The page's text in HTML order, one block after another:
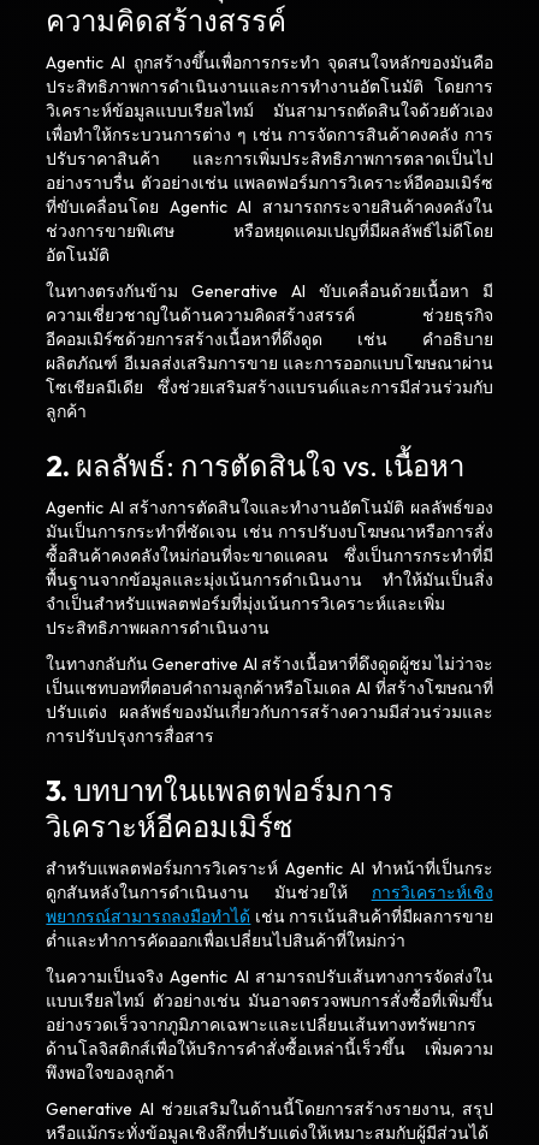
ความคิดสร้างสรรค์
Agentic AI ถูกสร้างขึ้นเพื่อการกระทำ จุดสนใจหลักของมันคือ
ประสิทธิภาพการดำเนินงานและการทำงานอัตโนมัติ โดยการ
วิเคราะห์ข้อมูลแบบเรียลไทม์ มันสามารถตัดสินใจด้วยตัวเอง
เพื่อทำให้กระบวนการต่าง ๆ เช่น การจัดการสินค้าคงคลัง การ
ปรับราคาสินค้า และการเพิ่มประสิทธิภาพการตลาดเป็นไป
อย่างราบรื่น ตัวอย่างเช่น แพลตฟอร์มการวิเคราะห์อีคอมเมิร์ซ
ที่ขับเคลื่อนโดย Agentic AI สามารถกระจายสินค้าคงคลังใน
ช่วงการขายพิเศษ หรือหยุดแคมเปญที่มีผลลัพธ์ไม่ดีโดย
อัตโนมัติ
ในทางตรงกันข้าม Generative AI ขับเคลื่อนด้วยเนื้อหา มี
ความเชี่ยวชาญในด้านความคิดสร้างสรรค์ ช่วยธุรกิจ
อีคอมเมิร์ซด้วยการสร้างเนื้อหาที่ดึงดูด เช่น คำอธิบาย
ผลิตภัณฑ์ อีเมลส่งเสริมการขาย และการออกแบบโฆษณาผ่าน
โซเชียลมีเดีย ซึ่งช่วยเสริมสร้างแบรนด์และการมีส่วนร่วมกับ
ลูกค้า
2. ผลลัพธ์: การตัดสินใจ vs. เนื้อหา
Agentic AI สร้างการตัดสินใจและทำงานอัตโนมัติ ผลลัพธ์ของ
มันเป็นการกระทำที่ชัดเจน เช่น การปรับงบโฆษณาหรือการสั่ง
ซื้อสินค้าคงคลังใหม่ก่อนที่จะขาดแคลน ซึ่งเป็นการกระทำที่มี
พื้นฐานจากข้อมูลและมุ่งเน้นการดำเนินงาน ทำให้มันเป็นสิ่ง
จำเป็นสำหรับแพลตฟอร์มที่มุ่งเน้นการวิเคราะห์และเพิ่ม
ประสิทธิภาพผลการดำเนินงาน
ในทางกลับกัน Generative AI สร้างเนื้อหาที่ดึงดูดผู้ชม ไม่ว่าจะ
เป็นแชทบอทที่ตอบคำถามลูกค้าหรือโมเดล AI ที่สร้างโฆษณาที่
ปรับแต่ง ผลลัพธ์ของมันเกี่ยวกับการสร้างความมีส่วนร่วมและ
การปรับปรุงการสื่อสาร
3. บทบาทในแพลตฟอร์มการ
วิเคราะห์อีคอมเมิร์ซ
สำหรับแพลตฟอร์มการวิเคราะห์ Agentic AI ทำหน้าที่เป็นกระ
ดูกสันหลังในการดำเนินงาน มันช่วยให้ การวิเคราะห์เชิง
พยากรณ์สามารถลงมือทำได้ เช่น การเน้นสินค้าที่มีผลการขาย
ต่ำและทำการคัดออกเพื่อเปลี่ยนไปสินค้าที่ใหม่กว่า
ในความเป็นจริง Agentic AI สามารถปรับเส้นทางการจัดส่งใน
แบบเรียลไทม์ ตัวอย่างเช่น มันอาจตรวจพบการสั่งซื้อที่เพิ่มขึ้น
อย่างรวดเร็วจากภูมิภาคเฉพาะและเปลี่ยนเส้นทางทรัพยากร
ด้านโลจิสติกส์เพื่อให้บริการคำสั่งซื้อเหล่านี้เร็วขึ้น เพิ่มความ
พึงพอใจของลูกค้า
Generative AI ช่วยเสริมในด้านนี้โดยการสร้างรายงาน, สรุป
หรือแม้กระทั่งข้อมูลเชิงลึกที่ปรับแต่งให้เหมาะสมกับผู้มีส่วนได้